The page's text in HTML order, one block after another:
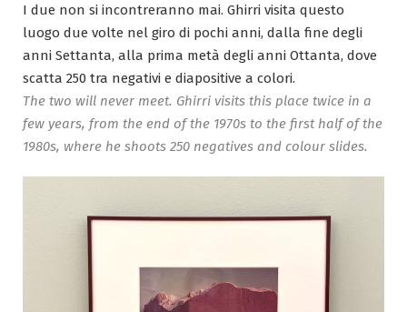
I due non si incontreranno mai. Ghirri visita questo
luogo due volte nel giro di pochi anni, dalla fine degli
anni Settanta, alla prima metà degli anni Ottanta, dove
scatta 250 tra negativi e diapositive a colori.
The two will never meet. Ghirri visits this place twice in a
few years, from the end of the 1970s to the first half of the
1980s, where he shoots 250 negatives and colour slides.